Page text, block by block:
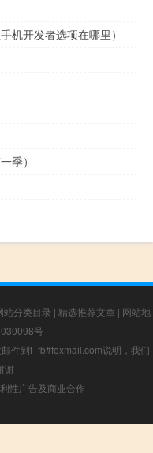
机开发者选项在哪里）
季）
站分类目录 | 精选推荐文章 | 网站地
号
件到f_fb#foxmail.com说明，我们
谢
性广告及商业合作